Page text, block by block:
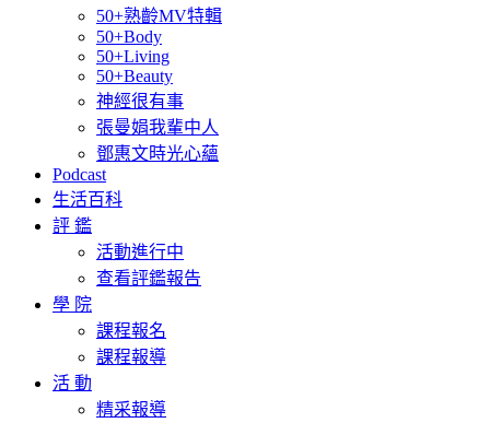
50+熟齡MV特輯
50+Body
50+Living
50+Beauty
神經很有事
張曼娟我輩中人
鄧惠文時光心蘊
Podcast
生活百科
評 鑑
活動進行中
查看評鑑報告
學 院
課程報名
課程報導
活 動
精采報導